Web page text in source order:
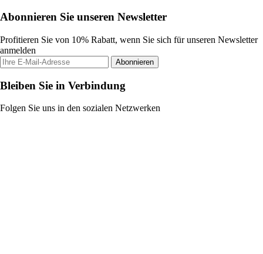
Abonnieren Sie unseren Newsletter
Profitieren Sie von 10% Rabatt, wenn Sie sich für unseren Newsletter
anmelden
Abonnieren
Bleiben Sie in Verbindung
Folgen Sie uns in den sozialen Netzwerken